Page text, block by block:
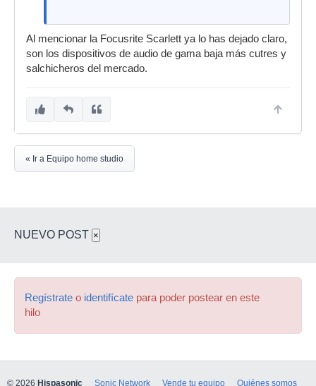
Al mencionar la Focusrite Scarlett ya lo has dejado claro,
son los dispositivos de audio de gama baja más cutres y
salchicheros del mercado.
« Ir a Equipo home studio
NUEVO POST ×
Regístrate o identifícate para poder postear en este
hilo
© 2026 Hispasonic Sonic Network Vende tu equipo Quiénes somos